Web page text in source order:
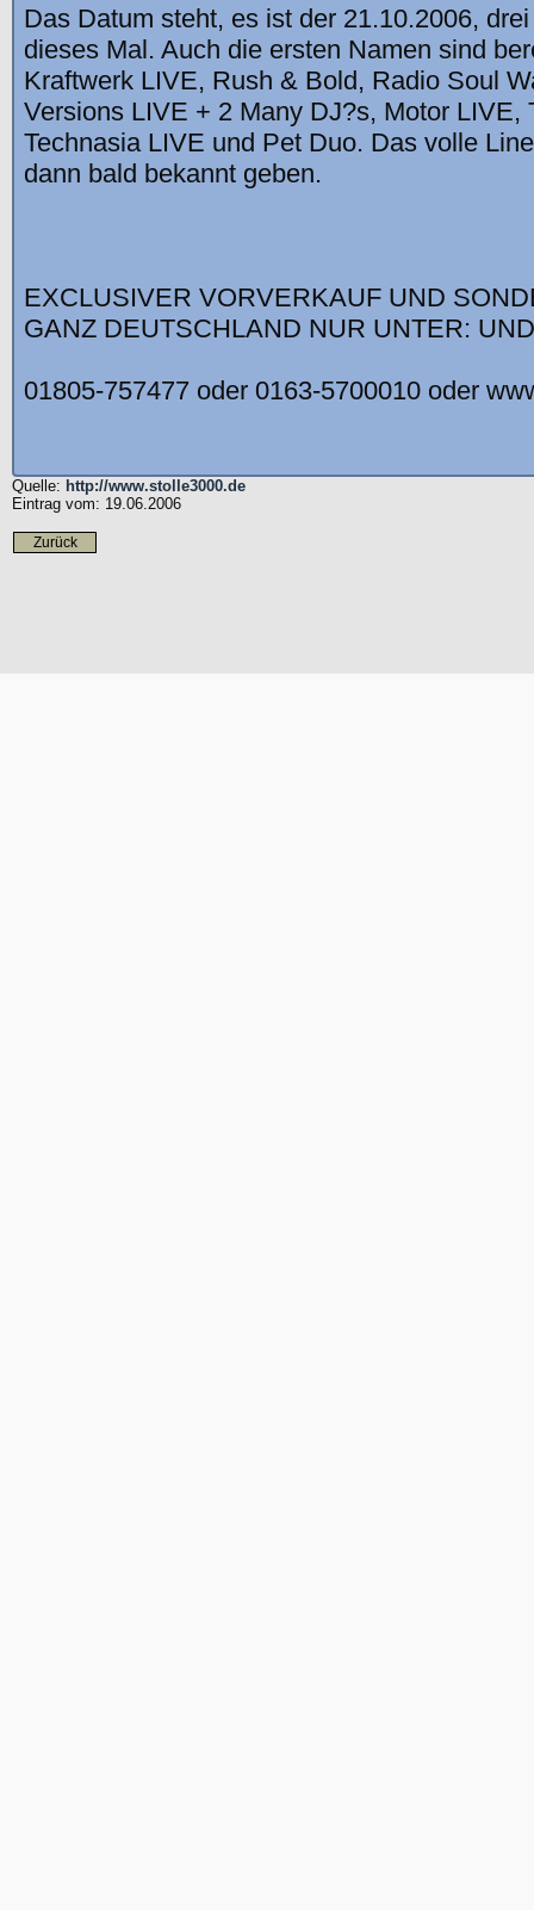
Das Datum steht, es ist der 21.10.2006,
dieses Mal. Auch die ersten Namen sind
Kraftwerk LIVE, Rush & Bold, Radio Soul
Versions LIVE + 2 Many DJ?s, Motor LIVE,
Technasia LIVE und Pet Duo. Das volle
dann bald bekannt geben.
EXCLUSIVER VORVERKAUF UND
GANZ DEUTSCHLAND NUR UNTER:
01805-757477 oder 0163-5700010 oder
Quelle: http://www.stolle3000.de
Eintrag vom: 19.06.2006